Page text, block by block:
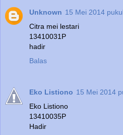
Unknown 15 Mei 2014
Citra mei lestari
13410031P
hadir
Balas
Eko Listiono 15 Mei 2014
Eko Listiono
13410035P
Hadir